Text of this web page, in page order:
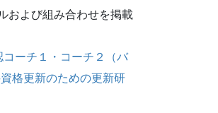
および組み合わせを掲載
ーチ１・コーチ２（バ
格更新のための更新研